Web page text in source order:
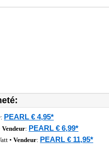
: PEARL € 4,95*
Vendeur: PEARL € 6,99*
• Vendeur: PEARL € 11,95*